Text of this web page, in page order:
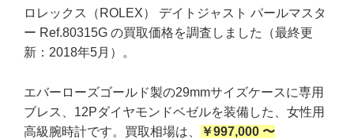
ロレックス（ROLEX） デイトジャスト パールマスタ
ー Ref.80315G の買取価格を調査しました（最終更
新：2018年5月）。
エバーローズゴールド製の29mmサイズケースに専用
ブレス、12Pダイヤモンドベゼルを装備した、女性用
高級腕時計です。買取相場は、
￥997,000 〜